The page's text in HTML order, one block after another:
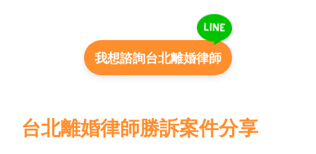
我想諮詢台北離婚律師
台北離婚律師勝訴案件分享